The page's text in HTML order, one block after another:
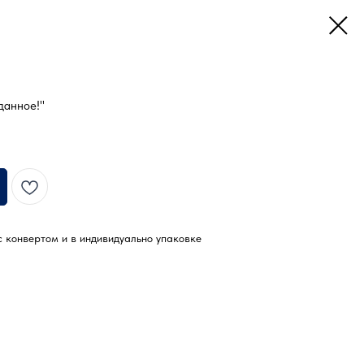
и в индивидуально упаковке